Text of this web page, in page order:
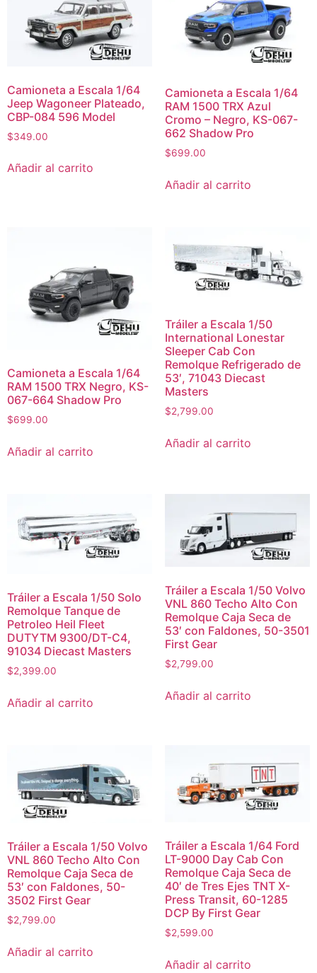
Camioneta a Escala 1/64
Jeep Wagoneer Plateado,
CBP-084 596 Model
$349.00
Añadir al carrito
Camioneta a Escala 1/64
RAM 1500 TRX Azul
Cromo – Negro, KS-067-
662 Shadow Pro
$699.00
Añadir al carrito
Camioneta a Escala 1/64
RAM 1500 TRX Negro, KS-
067-664 Shadow Pro
$699.00
Añadir al carrito
Tráiler a Escala 1/50
International Lonestar
Sleeper Cab Con
Remolque Refrigerado de
53′, 71043 Diecast
Masters
$2,799.00
Añadir al carrito
Tráiler a Escala 1/50 Solo
Remolque Tanque de
Petroleo Heil Fleet
DUTYTM 9300/DT-C4,
91034 Diecast Masters
$2,399.00
Añadir al carrito
Tráiler a Escala 1/50 Volvo
VNL 860 Techo Alto Con
Remolque Caja Seca de
53′ con Faldones, 50-3501
First Gear
$2,799.00
Añadir al carrito
Tráiler a Escala 1/50 Volvo
VNL 860 Techo Alto Con
Remolque Caja Seca de
53′ con Faldones, 50-
3502 First Gear
$2,799.00
Añadir al carrito
Tráiler a Escala 1/64 Ford
LT-9000 Day Cab Con
Remolque Caja Seca de
40′ de Tres Ejes TNT X-
Press Transit, 60-1285
DCP By First Gear
$2,599.00
Añadir al carrito